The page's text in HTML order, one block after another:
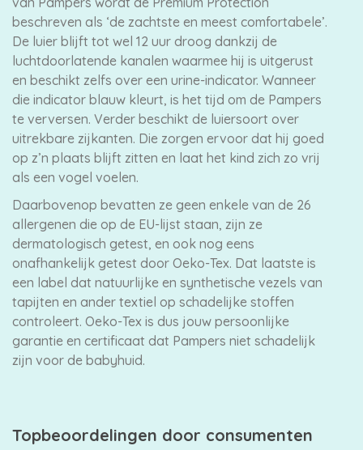
beschreven als ‘de zachtste en meest comfortabele’.
De luier blijft tot wel 12 uur droog dankzij de
luchtdoorlatende kanalen waarmee hij is uitgerust
en beschikt zelfs over een urine-indicator. Wanneer
die indicator blauw kleurt, is het tijd om de Pampers
te verversen. Verder beschikt de luiersoort over
uitrekbare zijkanten. Die zorgen ervoor dat hij goed
op z’n plaats blijft zitten en laat het kind zich zo vrij
als een vogel voelen.
Daarbovenop bevatten ze geen enkele van de 26
allergenen die op de EU-lijst staan, zijn ze
dermatologisch getest, en ook nog eens
onafhankelijk getest door Oeko-Tex. Dat laatste is
een label dat natuurlijke en synthetische vezels van
tapijten en ander textiel op schadelijke stoffen
controleert. Oeko-Tex is dus jouw persoonlijke
garantie en certificaat dat Pampers niet schadelijk
zijn voor de babyhuid.
Topbeoordelingen door consumenten